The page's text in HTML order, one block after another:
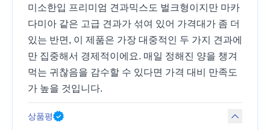
미소한입 프리미엄 견과믹스도 벌크형이지만 마카
다미아 같은 고급 견과가 섞여 있어 가격대가 좀 더
있는 반면, 이 제품은 가장 대중적인 두 가지 견과에
만 집중해서 경제적이에요. 매일 정해진 양을 챙겨
먹는 귀찮음을 감수할 수 있다면 가격 대비 만족도
가 높을 것입니다.
상품평